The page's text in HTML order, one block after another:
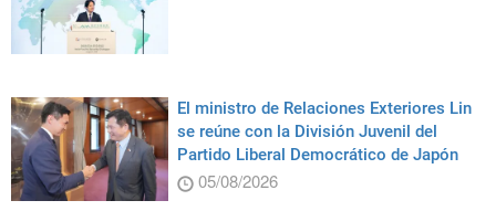
El ministro de Relaciones Exteriores Lin
se reúne con la División Juvenil del
Partido Liberal Democrático de Japón
05/08/2026